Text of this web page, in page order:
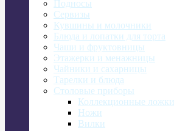
Подносы
Сервизы
Кувшины и молочники
Блюда и лопатки для торта
Чаши и фруктовницы
Этажерки и менажницы
Чайники и сахарницы
Тарелки и блюда
Столовые приборы
Коллекционные ложки
Ножи
Вилки